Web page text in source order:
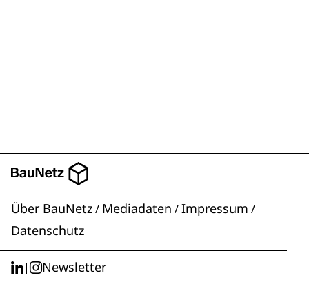
Über BauNetz/ Mediadaten /Impressum /
Datenschutz
| Newsletter